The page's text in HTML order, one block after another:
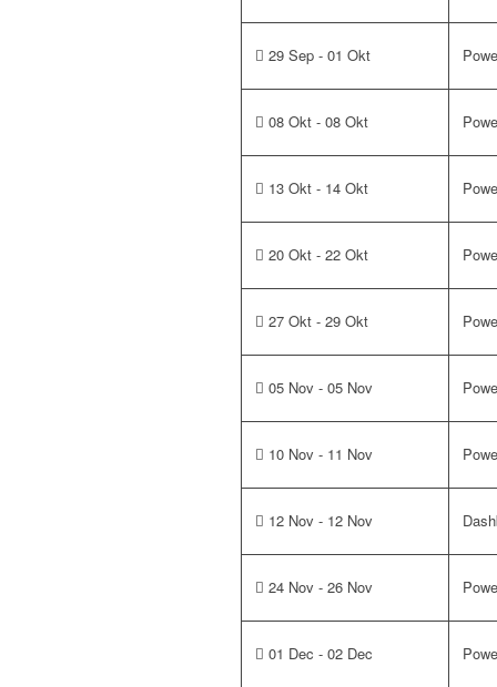
29 Sep - 01 Okt
08 Okt - 08 Okt
13 Okt - 14 Okt
20 Okt - 22 Okt
27 Okt - 29 Okt
05 Nov - 05 Nov
10 Nov - 11 Nov
12 Nov - 12 Nov
24 Nov - 26 Nov
01 Dec - 02 Dec